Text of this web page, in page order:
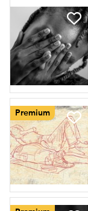
Premium